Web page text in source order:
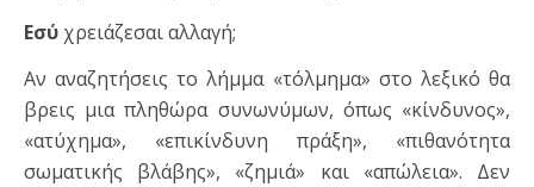
Εσύ χρειάζεσαι αλλαγή;
Αν αναζητήσεις το λήμμα «τόλμημα» στο λεξικό θα
βρεις μια πληθώρα συνωνύμων, όπως «κίνδυνος»,
«ατύχημα», «επικίνδυνη πράξη», «πιθανότητα
σωματικής βλάβης», «ζημιά» και «απώλεια». Δεν